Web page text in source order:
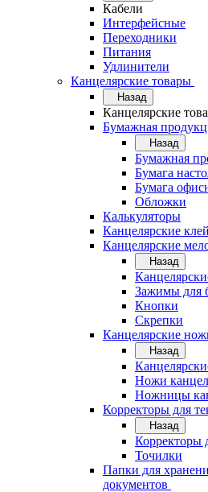
Кабели
Интерфейсные
Переходники
Питания
Удлинители
Канцелярские товары
Назад
Канцелярские
Бумажная
Назад
Бумажная
Бумага
Бумага
Обложки
Калькуляторы
Канцелярские
Канцелярские
Назад
Зажимы для
Кнопки
Скрепки
Канцелярские
Назад
Ножи
Ножницы
Корректоры для
Назад
Корректоры
Точилки
Папки для
документов